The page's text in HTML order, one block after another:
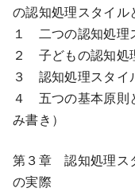
の認知処理スタイル
１ 二つの認知処理
２ 子どもの認知処
３ 認知処理スタイ
４ 五つの基本原則
み書き）
第３章 認知処理ス
の実際